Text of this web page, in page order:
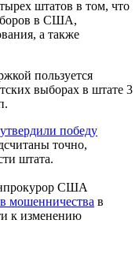
штатов в том, что
в США,
а также
пользуется
выборах в штате 3
победу
точно,
штата.
США
мошенничества в
к изменению